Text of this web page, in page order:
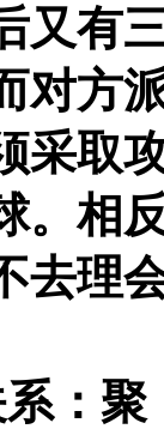
又有
对方
采取
。相
去理
：